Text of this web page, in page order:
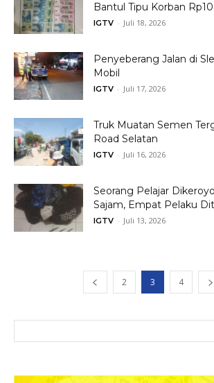
Bantul Tipu Korban
IGTV - Juli 18, 2026
Penyeberang Jalan di
Mobil
IGTV - Juli 17, 2026
Truk Muatan Semen
Road Selatan
IGTV - Juli 16, 2026
Seorang Pelajar
Sajam, Empat Pelaku
IGTV - Juli 13, 2026
2 3 4